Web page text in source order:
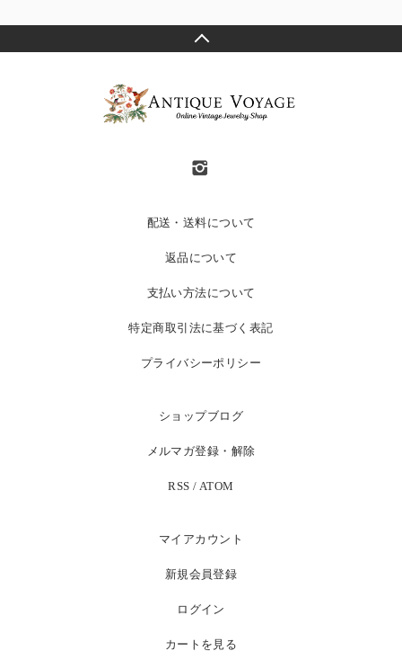
配送・送料について
返品について
支払い方法について
特定商取引法に基づく表記
プライバシーポリシー
ショップブログ
メルマガ登録・解除
RSS / ATOM
マイアカウント
新規会員登録
ログイン
カートを見る